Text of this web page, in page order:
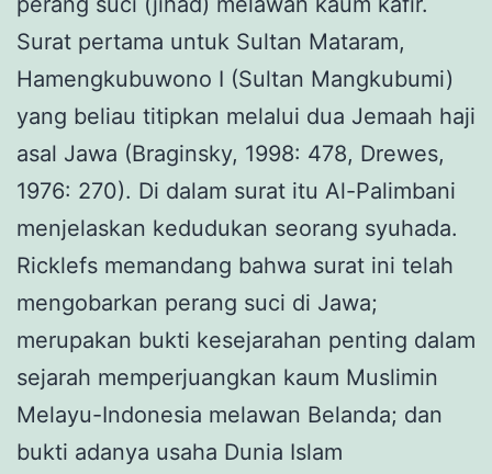
Surat pertama untuk Sultan Mataram,
Hamengkubuwono I (Sultan Mangkubumi)
yang beliau titipkan melalui dua Jemaah haji
asal Jawa (Braginsky, 1998: 478, Drewes,
1976: 270). Di dalam surat itu Al-Palimbani
menjelaskan kedudukan seorang syuhada.
Ricklefs memandang bahwa surat ini telah
mengobarkan perang suci di Jawa;
merupakan bukti kesejarahan penting dalam
sejarah memperjuangkan kaum Muslimin
Melayu-Indonesia melawan Belanda; dan
bukti adanya usaha Dunia Islam